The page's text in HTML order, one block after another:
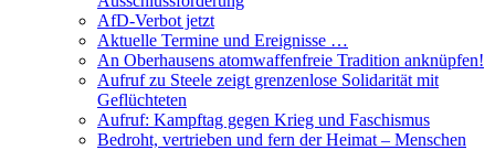
AfD-Verbot jetzt
Aktuelle Termine und Ereignisse …
An Oberhausens atomwaffenfreie Tradition anknüpfen!
Aufruf zu Steele zeigt grenzenlose Solidarität mit
Geflüchteten
Aufruf: Kampftag gegen Krieg und Faschismus
Bedroht, vertrieben und fern der Heimat – Menschen